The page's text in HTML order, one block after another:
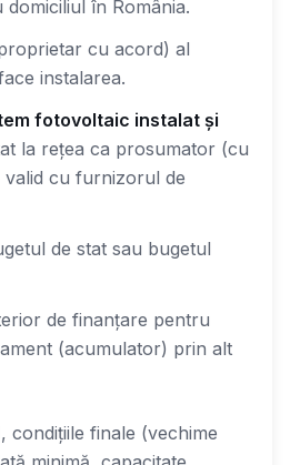
domiciliul în România.
cu acord) al
instalarea.
fotovoltaic instalat și
la rețea ca prosumator (cu
cu furnizorul de
de stat sau bugetul
de finanțare pentru
(acumulator) prin alt
condițiile finale (vechime